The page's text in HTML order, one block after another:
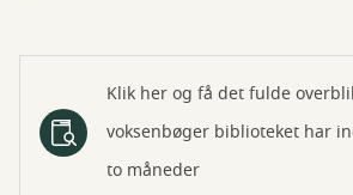
Klik her og få det fulde
voksenbøger biblioteket har
to måneder